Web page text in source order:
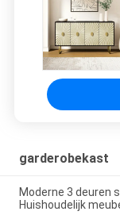
garderobekast
Moderne 3 deuren
Huishoudelijk